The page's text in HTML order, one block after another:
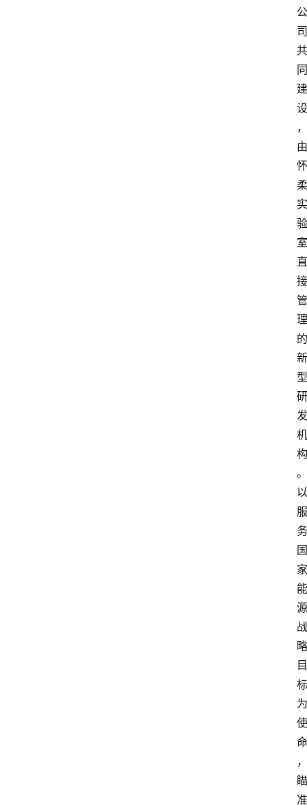
公
司
共
同
建
设
，
由
怀
柔
实
验
室
直
接
管
理
的
新
型
研
发
机
构
。
以
服
务
国
家
能
源
战
略
目
标
为
使
命
，
瞄
准